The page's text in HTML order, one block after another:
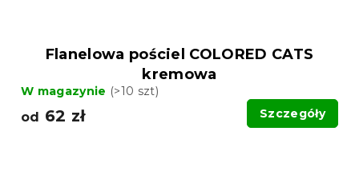
Flanelowa pościel COLORED CATS
kremowa
W magazynie (>10 szt)
od 62 zł Szczegóły